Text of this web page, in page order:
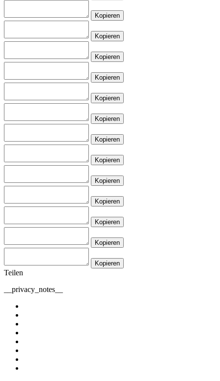
Kopieren
Kopieren
Kopieren
Kopieren
Kopieren
Kopieren
Kopieren
Kopieren
Kopieren
Kopieren
Kopieren
Kopieren
Kopieren
Teilen
__privacy_notes__